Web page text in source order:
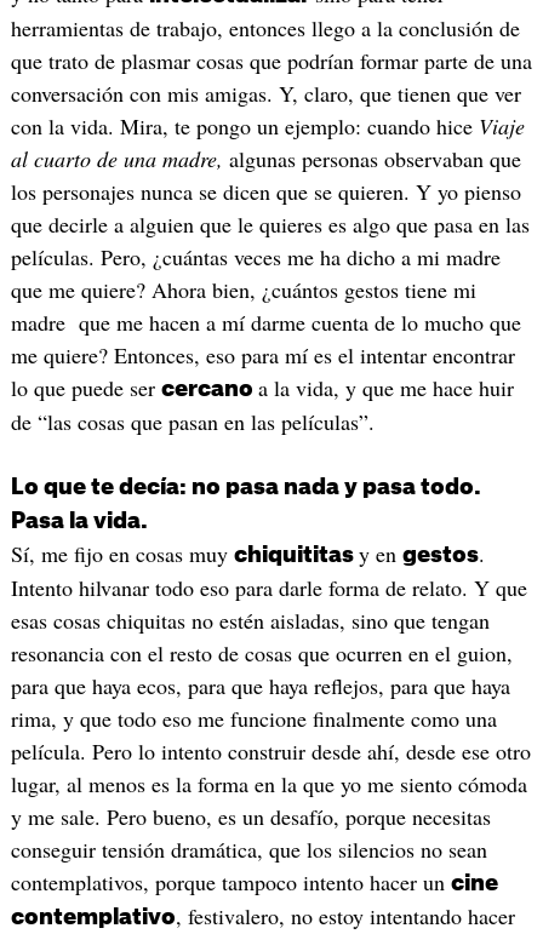
herramientas de trabajo, entonces llego a la conclusión de
que trato de plasmar cosas que podrían formar parte de una
conversación con mis amigas. Y, claro, que tienen que ver
con la vida. Mira, te pongo un ejemplo: cuando hice Viaje
al cuarto de una madre, algunas personas observaban que
los personajes nunca se dicen que se quieren. Y yo pienso
que decirle a alguien que le quieres es algo que pasa en las
películas. Pero, ¿cuántas veces me ha dicho a mi madre
que me quiere? Ahora bien, ¿cuántos gestos tiene mi
madre que me hacen a mí darme cuenta de lo mucho que
me quiere? Entonces, eso para mí es el intentar encontrar
lo que puede ser cercano a la vida, y que me hace huir
de “las cosas que pasan en las películas”.
Lo que te decía: no pasa nada y pasa todo.
Pasa la vida.
Sí, me fijo en cosas muy chiquititas y en gestos.
Intento hilvanar todo eso para darle forma de relato. Y que
esas cosas chiquitas no estén aisladas, sino que tengan
resonancia con el resto de cosas que ocurren en el guion,
para que haya ecos, para que haya reflejos, para que haya
rima, y que todo eso me funcione finalmente como una
película. Pero lo intento construir desde ahí, desde ese otro
lugar, al menos es la forma en la que yo me siento cómoda
y me sale. Pero bueno, es un desafío, porque necesitas
conseguir tensión dramática, que los silencios no sean
contemplativos, porque tampoco intento hacer un cine
contemplativo, festivalero, no estoy intentando hacer